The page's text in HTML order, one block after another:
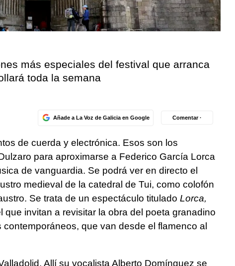
más especiales del festival que arranca
toda la semana
Añade a La Voz de Galicia en Google Comentar ·
de cuerda y electrónica. Esos son los
para aproximarse a Federico García Lorca
de vanguardia. Se podrá ver en directo el
medieval de la catedral de Tui, como colofón
Se trata de un espectáculo titulado Lorca,
que invitan a revisitar la obra del poeta granadino
que van desde el flamenco al
Allí su vocalista Alberto Domínguez se